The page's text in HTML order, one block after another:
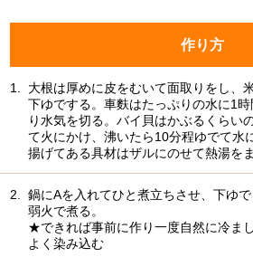
作り方
1.
大根は厚めに皮をむいて面取りをし、
下ゆでする。車麩はたっぷりの水に1
り水気を切る。バイ貝はかぶるくらい
て火にかけ、沸いたら10分程ゆでて水
揚げてある具材はザルにのせて熱湯を
2.
鍋にAを入れてひと煮立ちさせ、下ゆ
弱火で煮る。
★できれば事前に作り一度自然に冷ま
よく染み込む